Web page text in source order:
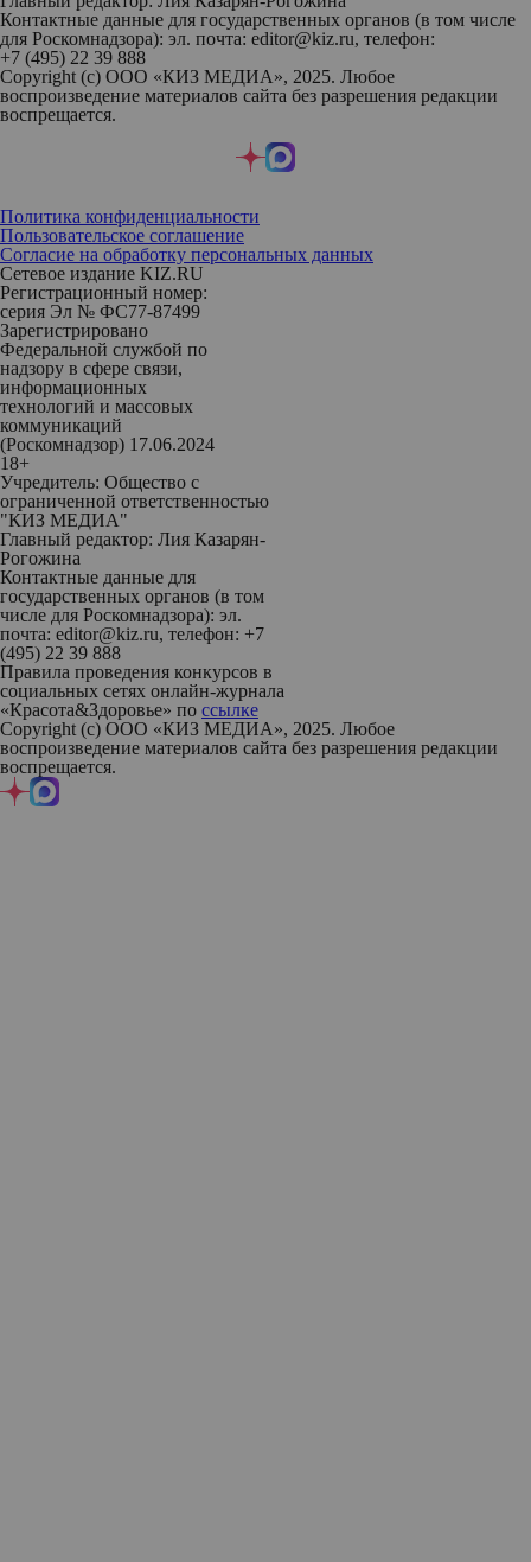
Контактные данные для государственных органов (в том числе
для Роскомнадзора): эл. почта: editor@kiz.ru, телефон:
+7 (495) 22 39 888
Copyright (с) ООО «КИЗ МЕДИА», 2025. Любое
воспроизведение материалов сайта без разрешения редакции
воспрещается.
Политика конфиденциальности
Пользовательское соглашение
Согласие на обработку персональных данных
Сетевое издание KIZ.RU
Регистрационный номер:
серия Эл № ФС77-87499
Зарегистрировано
Федеральной службой по
надзору в сфере связи,
информационных
технологий и массовых
коммуникаций
(Роскомнадзор) 17.06.2024
18+
Учредитель: Общество с
ограниченной ответственностью
"КИЗ МЕДИА"
Главный редактор: Лия Казарян-
Рогожина
Контактные данные для
государственных органов (в том
числе для Роскомнадзора): эл.
почта: editor@kiz.ru, телефон: +7
(495) 22 39 888
Правила проведения конкурсов в
социальных сетях онлайн-журнала
«Красота&Здоровье» по ссылке
Copyright (с) ООО «КИЗ МЕДИА», 2025. Любое
воспроизведение материалов сайта без разрешения редакции
воспрещается.